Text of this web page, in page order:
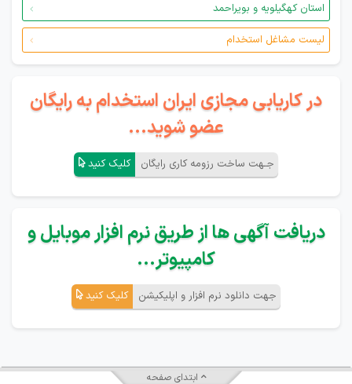
استان کهگیلویه و بویراحمد
لیست مشاغل استخدام
در کاریابی مجازی ایران استخدام به رایگان
عضو شوید...
جـهت ساخت رزومه کاری رایگان کلیک کنید
دریافت آگهی ها از طریق نرم افزار موبایل و
کامپیوتر...
جهت دانلود نرم افزار و اپلیکیشن کلیک کنید
ابتدای صفحه